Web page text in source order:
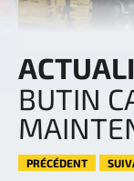
BUTIN
PRÉCÉDENT